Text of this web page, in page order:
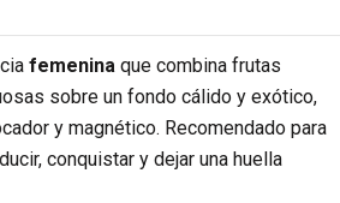
femenina que combina frutas
sobre un fondo cálido y exótico,
y magnético. Recomendado para
conquistar y dejar una huella